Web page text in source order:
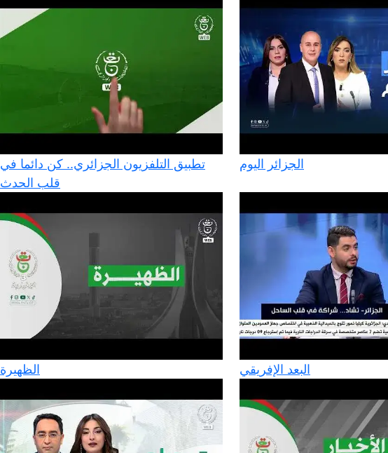
تطبيق التلفزيون الجزائري.. كن دائما في
قلب الحدث
الجزائر اليوم
الظهيرة البعد الإفريقي